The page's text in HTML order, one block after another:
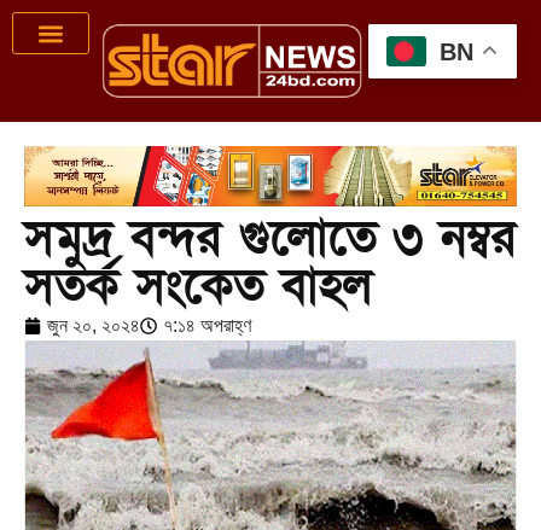
সমুদ্র বন্দর গুলোতে ৩ নম্বর
সতর্ক সংকেত বাহল
জুন ২০, ২০২৪ ৭:১৪ অপরাহ্ণ
BN